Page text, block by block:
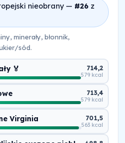
nieobrany — #26 z
minerały, błonnik,
sód.
🏅 714,2
579 kcal
713,4
579 kcal
Virginia 701,5
563 kcal